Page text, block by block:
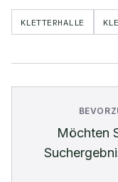
KLETTERHALLE
Möchten